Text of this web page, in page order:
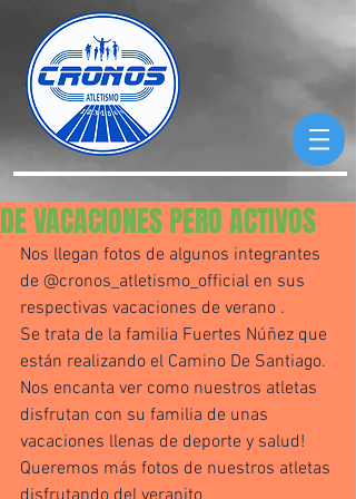
DE VACACIONES PERO ACTIVOS
Nos llegan fotos de algunos integrantes
de @cronos_atletismo_official en sus
respectivas vacaciones de verano .
Se trata de la familia Fuertes Núñez que
están realizando el Camino De Santiago.
Nos encanta ver como nuestros atletas
disfrutan con su familia de unas
vacaciones llenas de deporte y salud!
Queremos más fotos de nuestros atletas